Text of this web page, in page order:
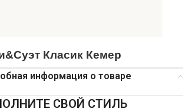
Класик Кемер
информация о товаре
СВОЙ СТИЛЬ